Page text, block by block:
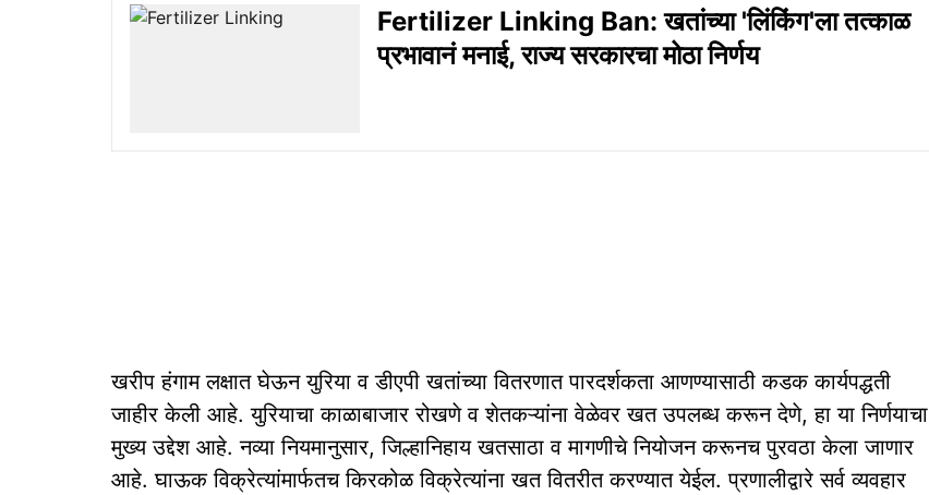
Fertilizer Linking Ban: खतांच्या 'लिंकिंग'ला तत्काळ
प्रभावानं मनाई, राज्य सरकारचा मोठा निर्णय
खरीप हंगाम लक्षात घेऊन युरिया व डीएपी खतांच्या वितरणात पारदर्शकता आणण्यासाठी कडक कार्यपद्धती
जाहीर केली आहे. युरियाचा काळाबाजार रोखणे व शेतकऱ्यांना वेळेवर खत उपलब्ध करून देणे, हा या निर्णयाचा
मुख्य उद्देश आहे. नव्या नियमानुसार, जिल्हानिहाय खतसाठा व मागणीचे नियोजन करूनच पुरवठा केला जाणार
आहे. घाऊक विक्रेत्यांमार्फतच किरकोळ विक्रेत्यांना खत वितरीत करण्यात येईल. प्रणालीद्वारे सर्व व्यवहार